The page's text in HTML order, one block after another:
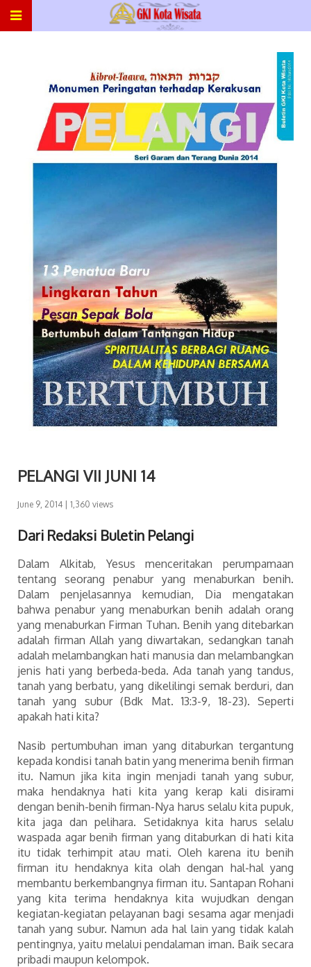
PELANGI VII JUNI 14
June 9, 2014 | 1,360 views
Dari Redaksi Buletin Pelangi
Dalam Alkitab, Yesus menceritakan perumpamaan
tentang seorang penabur yang menaburkan benih.
Dalam penjelasannya kemudian, Dia mengatakan
bahwa penabur yang menaburkan benih adalah orang
yang menaburkan Firman Tuhan. Benih yang ditebarkan
adalah firman Allah yang diwartakan, sedangkan tanah
adalah melambangkan hati manusia dan melambangkan
jenis hati yang berbeda-beda. Ada tanah yang tandus,
tanah yang berbatu, yang dikelilingi semak berduri, dan
tanah yang subur (Bdk Mat. 13:3-9, 18-23). Seperti
apakah hati kita?
Nasib pertumbuhan iman yang ditaburkan tergantung
kepada kondisi tanah batin yang menerima benih firman
itu. Namun jika kita ingin menjadi tanah yang subur,
maka hendaknya hati kita yang kerap kali disirami
dengan benih-benih firman-Nya harus selalu kita pupuk,
kita jaga dan pelihara. Setidaknya kita harus selalu
waspada agar benih firman yang ditaburkan di hati kita
itu tidak terhimpit atau mati. Oleh karena itu benih
firman itu hendaknya kita olah dengan hal-hal yang
membantu berkembangnya firman itu. Santapan Rohani
yang kita terima hendaknya kita wujudkan dengan
kegiatan-kegiatan pelayanan bagi sesama agar menjadi
tanah yang subur. Namun ada hal lain yang tidak kalah
pentingnya, yaitu melalui pendalaman iman. Baik secara
pribadi maupun kelompok.